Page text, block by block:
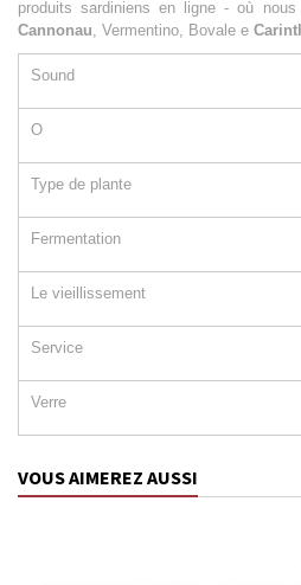
produits sardiniens en ligne - où
Cannonau , Vermentino, Bovale e
Sound
O
Type de plante
Fermentation
Le vieillissement
Service
Verre
VOUS AIMEREZ AUSSI